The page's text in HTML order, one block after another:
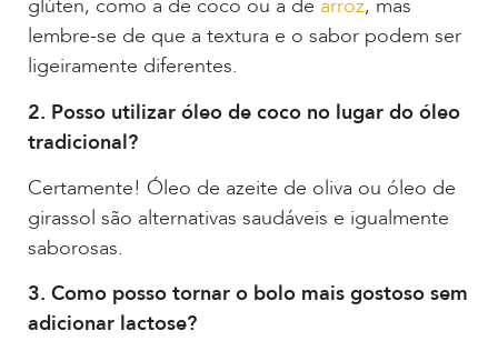
glúten, como a de coco ou a de arroz, mas
lembre-se de que a textura e o sabor podem ser
ligeiramente diferentes.
2. Posso utilizar óleo de coco no lugar do óleo
tradicional?
Certamente! Óleo de azeite de oliva ou óleo de
girassol são alternativas saudáveis e igualmente
saborosas.
3. Como posso tornar o bolo mais gostoso sem
adicionar lactose?